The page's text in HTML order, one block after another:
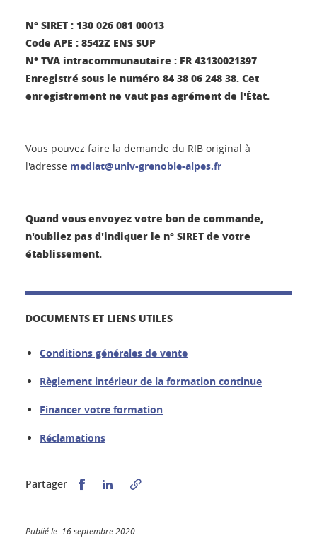
N° SIRET : 130 026 081 00013
Code APE : 8542Z ENS SUP
N° TVA intracommunautaire : FR 43130021397
Enregistré sous le numéro 84 38 06 248 38. Cet
enregistrement ne vaut pas agrément de l'État.
Vous pouvez faire la demande du RIB original à
l'adresse mediat@univ-grenoble-alpes.fr
Quand vous envoyez votre bon de commande,
n'oubliez pas d'indiquer le n° SIRET de votre
établissement.
DOCUMENTS ET LIENS UTILES
Conditions générales de vente
Règlement intérieur de la formation continue
Financer votre formation
Réclamations
Partager Partager sur Facebook
Partager sur LinkedIn
Publié le 16 septembre 2020